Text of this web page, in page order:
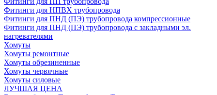
Фитинги для НПВХ трубопровода
Фитинги для ПНД (ПЭ) трубопровода компрессионные
Фитинги для ПНД (ПЭ) трубопровода с закладными эл.
нагревателями
Хомуты
Хомуты ремонтные
Хомуты обрезиненные
Хомуты червячные
Хомуты силовые
ЛУЧШАЯ ЦЕНА